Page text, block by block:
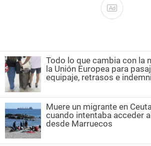
Ad
Todo lo que cambia con la
la Unión Europea para
equipaje, retrasos e
Muere un migrante en
cuando intentaba acceder
desde Marruecos